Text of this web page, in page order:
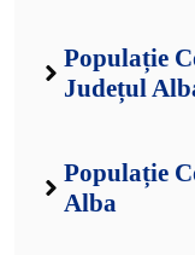
Populație
Județul
Populație
Alba